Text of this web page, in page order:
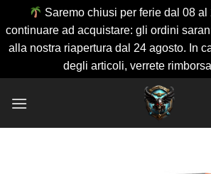
Saremo chiusi per ferie dal 08 al
continuare ad acquistare: gli ordini
alla nostra riapertura dal 24 agosto. In
degli articoli, verrete